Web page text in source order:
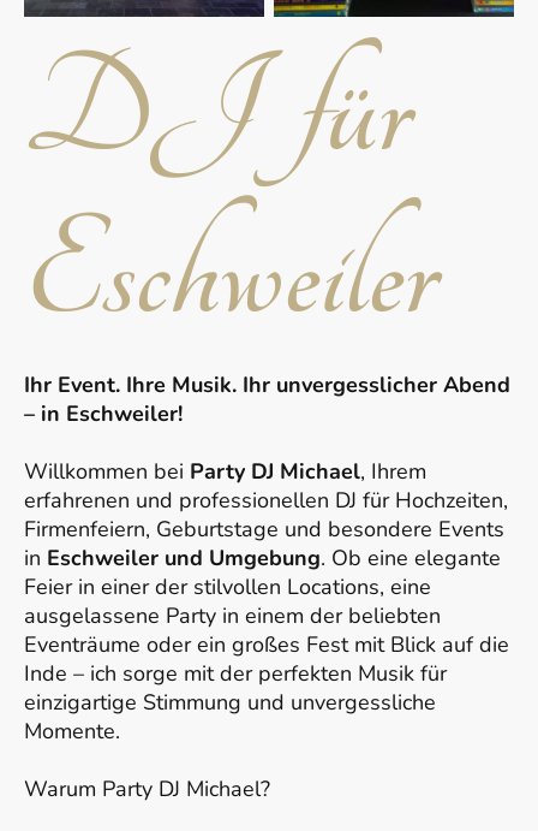
DJ für
Eschweiler
Ihr Event. Ihre Musik. Ihr unvergesslicher Abend
– in Eschweiler!
Willkommen bei Party DJ Michael, Ihrem
erfahrenen und professionellen DJ für Hochzeiten,
Firmenfeiern, Geburtstage und besondere Events
in Eschweiler und Umgebung. Ob eine elegante
Feier in einer der stilvollen Locations, eine
ausgelassene Party in einem der beliebten
Eventräume oder ein großes Fest mit Blick auf die
Inde – ich sorge mit der perfekten Musik für
einzigartige Stimmung und unvergessliche
Momente.
Warum Party DJ Michael?